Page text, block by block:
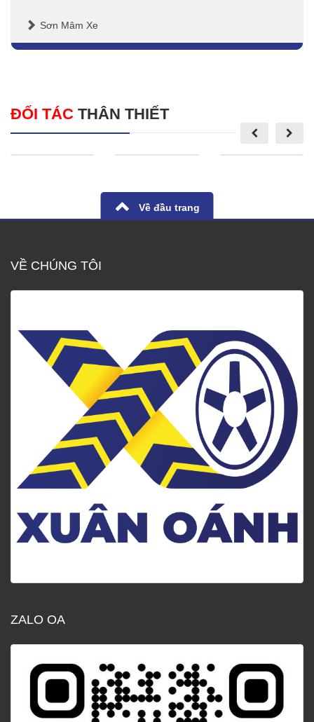
Sơn Mâm Xe
ĐỐI TÁC THÂN THIẾT
Về đầu trang
VỀ CHÚNG TÔI
ZALO OA